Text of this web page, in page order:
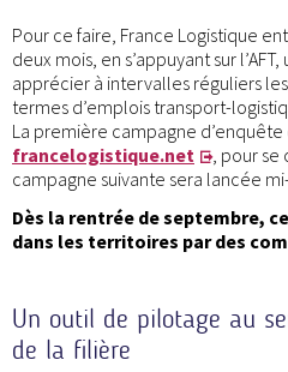
Pour ce faire, France Logistique
deux mois, en s’appuyant sur
apprécier à intervalles réguliers
termes d’emplois transport-
La première campagne
francelogistique.net
, pour se
campagne suivante sera lancée
Dès la rentrée de septembre,
dans les territoires par des
Un outil de pilotage au
de la filière